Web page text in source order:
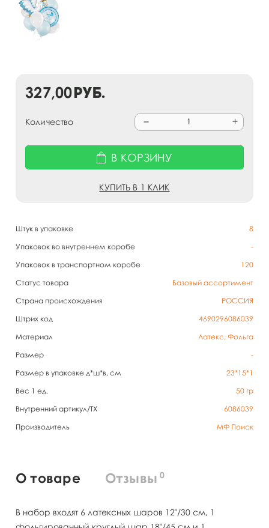
Штук в упаковке
8
Упаковок во внутреннем коробе
-
Упаковок в транспортном коробе
120
Статус товара
Базовый ассортимент
Страна происхождения
РОССИЯ
Штрих код
4690296086039
Материал
Латекс, Фольга
Размер
-
Размер в упаковке д*ш*в, см
23*15*1
Вес 1 ед.
50 гр
Внутренний артикул/TX
6086039
Производитель
МФ Поиск
327,00руб.
Количество
В КОРЗИНУ
КУПИТЬ В 1 КЛИК
О товаре Отзывы 0
В набор входят 6 латексных шаров 12"/30 см, 1